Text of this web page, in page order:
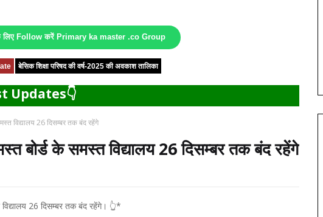
लिए Follow करें Primary ka master .co Group
बेसिक शिक्षा परिषद की वर्ष-2025 की अवकाश तालिका
Updates👇
विद्यालय 26 दिसम्बर तक बंद रहेंगे
बोर्ड के समस्त विद्यालय 26 दिसम्बर तक बंद रहेंगे
26 दिसम्बर तक बंद रहेंगे। 👆*